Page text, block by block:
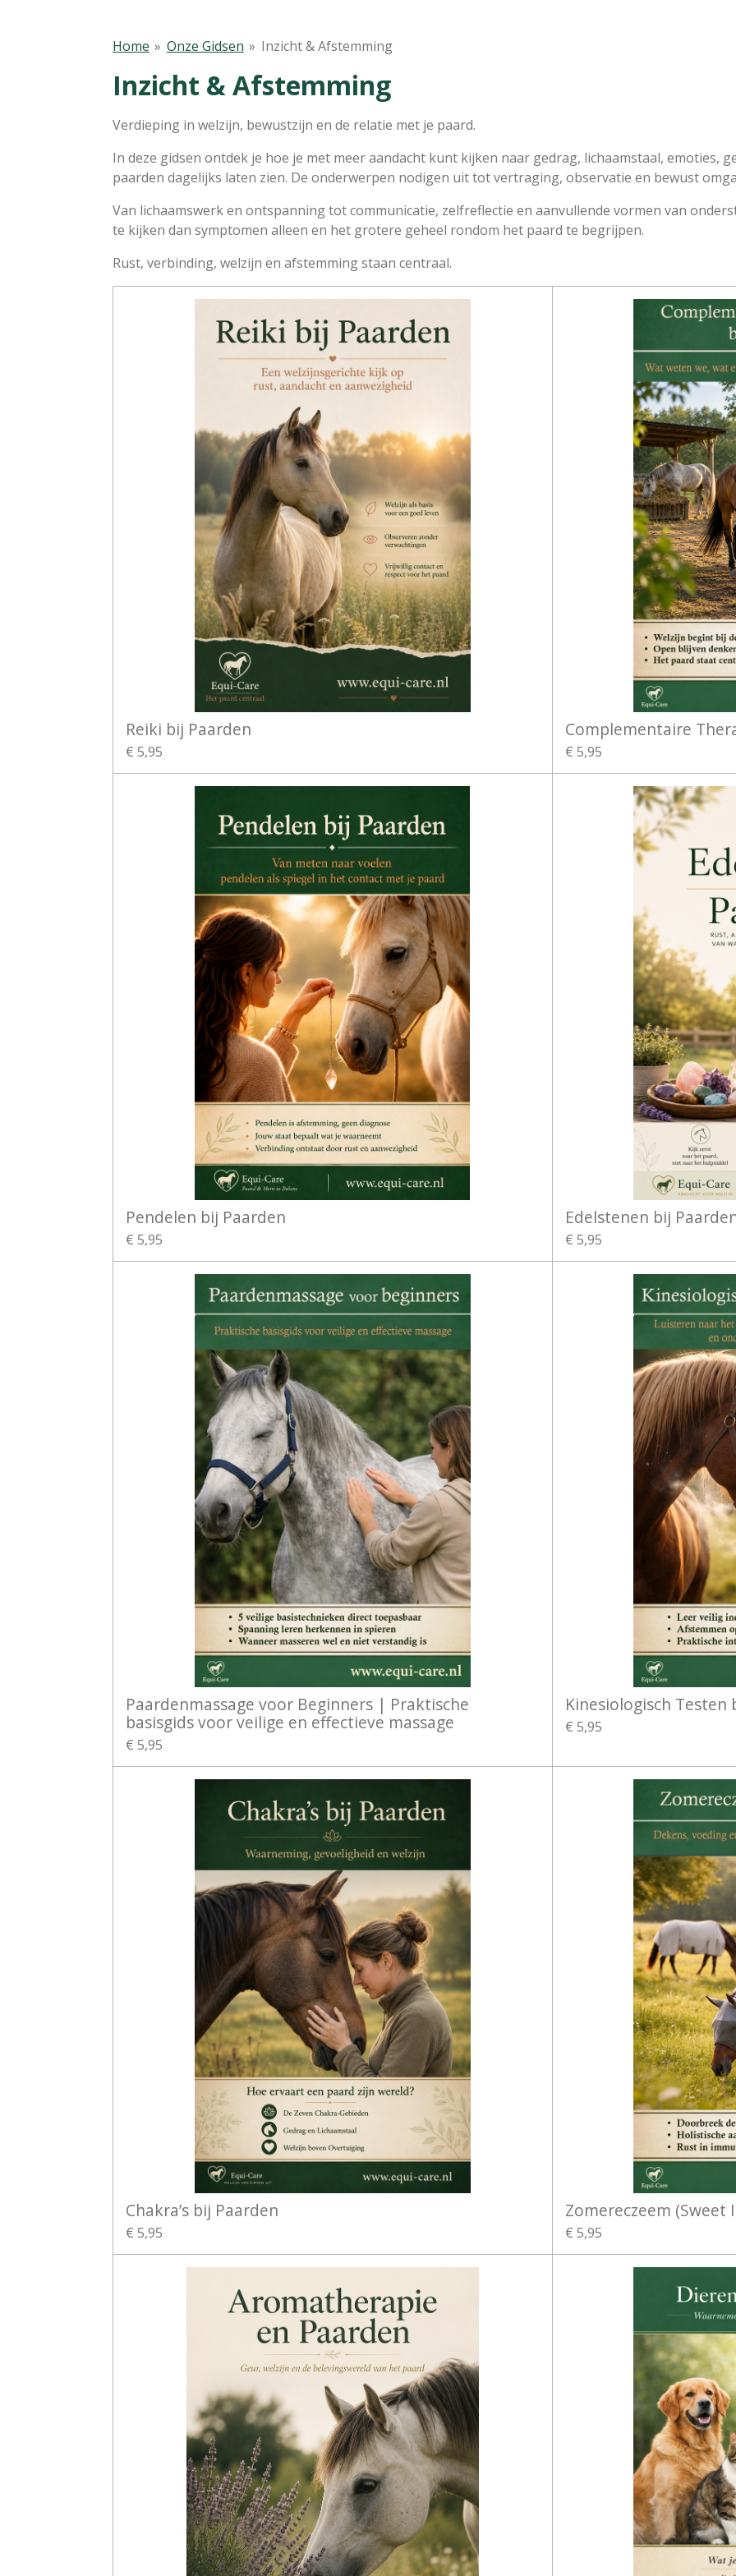
Home » Onze Gidsen » Inzicht & Afstemming
Inzicht & Afstemming
Verdieping in welzijn, bewustzijn en de relatie met je paard.
In deze gidsen ontdek je hoe je met meer aandacht kunt kijken naar gedrag, lichaamstaal, emoties,
paarden dagelijks laten zien. De onderwerpen nodigen uit tot vertraging, observatie en bewust
Van lichaamswerk en ontspanning tot communicatie, zelfreflectie en aanvullende vormen van
te kijken dan symptomen alleen en het grotere geheel rondom het paard te begrijpen.
Rust, verbinding, welzijn en afstemming staan centraal.
Reiki bij Paarden
€ 5,95
Complementaire
€ 5,95
Pendelen bij Paarden
€ 5,95
Edelstenen bij
€ 5,95
Paardenmassage voor Beginners | Praktische
basisgids voor veilige en effectieve massage
€ 5,95
Kinesiologisch Testen
€ 5,95
Chakra’s bij Paarden
€ 5,95
Zomereczeem (Sweet
€ 5,95